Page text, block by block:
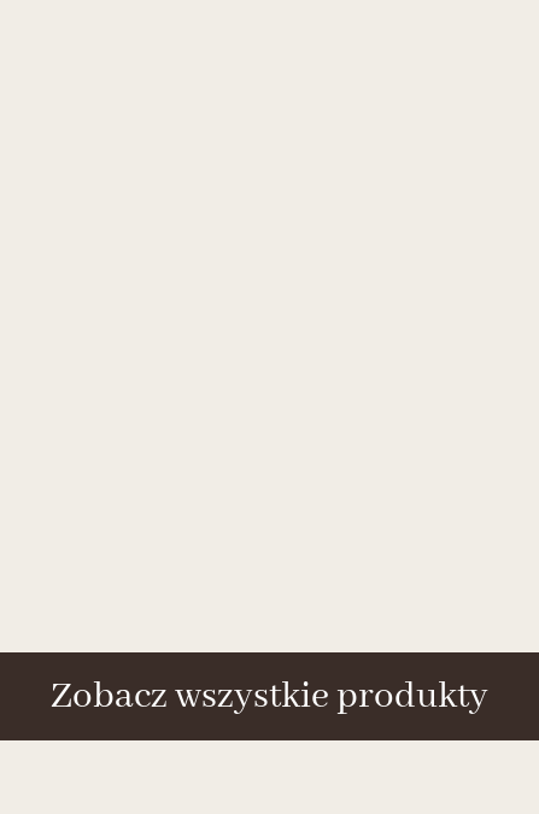
Zobacz wszystkie produkty